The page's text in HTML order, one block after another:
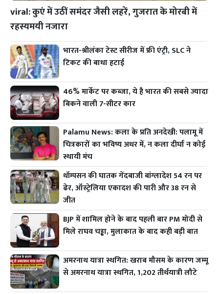
viral: कुएं में उठीं समंदर जैसी लहरें, गुजरात के मोरबी में
रहस्यमयी नजारा
भारत-श्रीलंका टेस्ट सीरीज में फ्री एंट्री, SLC ने
टिकट की बाधा हटाई
46% मार्केट पर कब्जा, ये है भारत की सबसे ज्यादा
बिकने वाली 7-सीटर कार
Palamu News: कला के प्रति अनदेखी: पलामू में
चित्रकारों का भविष्य अधर में, न कला दीर्घा न कोई
स्थायी मंच
थॉम्पसन की घातक गेंदबाजी बांग्लादेश 54 रन पर
ढेर, ऑस्ट्रेलिया एकादश की पारी और 38 रन से
जीत
BJP में शामिल होने के बाद पहली बार PM मोदी से
मिले राघव चड्ढा, मुलाकात के बाद कही बड़ी बात
अमरनाथ यात्रा स्थगित: खराब मौसम के कारण जम्मू
से अमरनाथ यात्रा स्थगित, 1,202 तीर्थयात्री लौटे